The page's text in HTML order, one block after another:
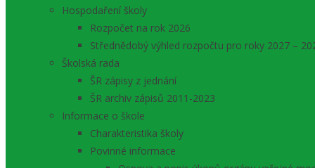
Hospodaření školy
Rozpočet na rok 2026
Střednědobý výhled rozpočtu pro roky 2027 –
Školská rada
ŠR zápisy z jednání
ŠR archiv zápisů 2011-2023
Informace o škole
Charakteristika školy
Povinné informace